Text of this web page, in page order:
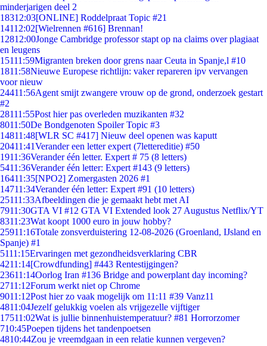
minderjarigen deel 2
18312:03[ONLINE] Roddelpraat Topic #21
14112:02[Wielrennen #616] Brennan!
12812:00Jonge Cambridge professor stapt op na claims over plagiaat
en leugens
15111:59Migranten breken door grens naar Ceuta in Spanje,l #10
1811:58Nieuwe Europese richtlijn: vaker repareren ipv vervangen
voor nieuw
24411:56Agent smijt zwangere vrouw op de grond, onderzoek gestart
#2
28111:55Post hier pas overleden muzikanten #32
8011:50De Bondgenoten Spoiler Topic #3
14811:48[WLR SC #417] Nieuw deel openen was kaputt
20411:41Verander een letter expert (7lettereditie) #50
1911:36Verander één letter. Expert # 75 (8 letters)
5411:36Verander één letter: Expert #143 (9 letters)
16411:35[NPO2] Zomergasten 2026 #1
14711:34Verander één letter: Expert #91 (10 letters)
25111:33Afbeeldingen die je gemaakt hebt met AI
7911:30GTA VI #12 GTA VI Extended look 27 Augustus Netflix/YT
8311:23Wat koopt 1000 euro in jouw hobby?
25911:16Totale zonsverduistering 12-08-2026 (Groenland, IJsland en
Spanje) #1
5111:15Ervaringen met gezondheidsverklaring CBR
4211:14[Crowdfunding] #443 Rentestijgingen?
23611:14Oorlog Iran #136 Bridge and powerplant day incoming?
2711:12Forum werkt niet op Chrome
9011:12Post hier zo vaak mogelijk om 11:11 #39 Vanz11
4811:04Jezelf gelukkig voelen als vrijgezelle vijftiger
17511:02Wat is jullie binnenhuistemperatuur? #81 Horrorzomer
710:45Poepen tijdens het tandenpoetsen
4810:44Zou je vreemdgaan in een relatie kunnen vergeven?